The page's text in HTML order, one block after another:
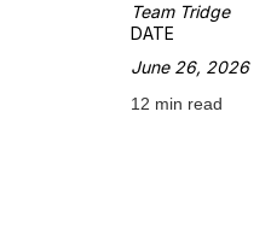
Team Tridge
DATE
June 26, 2026
12 min read